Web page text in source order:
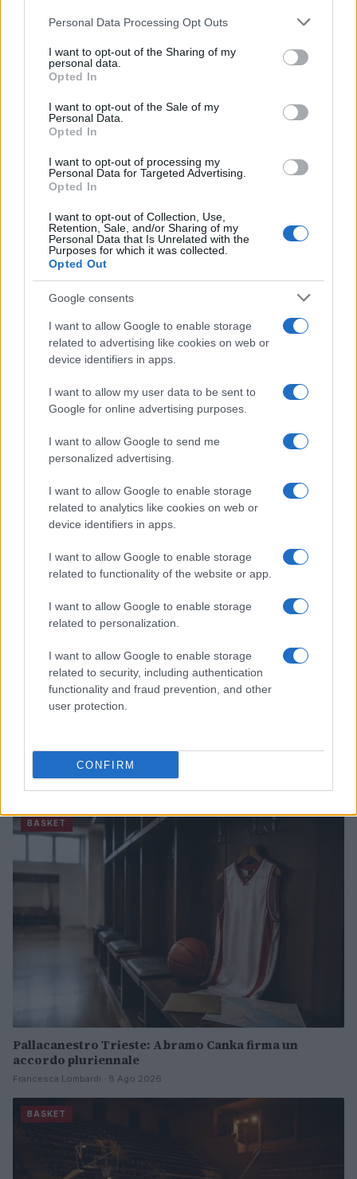
Please note that this website/app uses one or more Google
not limited to your visit or usage behaviour. You may click to
grant or deny consent to Google and its third-party tags to
use your data for below specified purposes in below Google
consent section.
Personal Data Processing Opt Outs
I want to opt-out of the Sharing of my
personal data.
Opted In
I want to opt-out of the Sale of my
Personal Data.
Opted In
I want to opt-out of processing my
Personal Data for Targeted Advertising.
Opted In
I want to opt-out of Collection, Use,
Retention, Sale, and/or Sharing of my
Personal Data that Is Unrelated with the
Purposes for which it was collected.
Opted Out
Google consents
I want to allow Google to enable storage
related to advertising like cookies on web or
device identifiers in apps.
I want to allow my user data to be sent to
Google for online advertising purposes.
I want to allow Google to send me
personalized advertising.
I want to allow Google to enable storage
related to analytics like cookies on web or
device identifiers in apps.
I want to allow Google to enable storage
related to functionality of the website or app.
I want to allow Google to enable storage
related to personalization.
I want to allow Google to enable storage
related to security, including authentication
functionality and fraud prevention, and other
user protection.
CONFIRM
coordina le pagine di competizioni e
commenti. In redazione predilige reportage
sul campo e conserva il biglietto di quella
partita come prova della svolta.
Continua a leggere
NBA Europe: l’impatto economico e gli investitori per
Roma e Milano
BASKET
Pallacanestro Trieste: Abramo Canka firma un
accordo pluriennale
Francesca Lombardi · 8 Ago 2026
BASKET